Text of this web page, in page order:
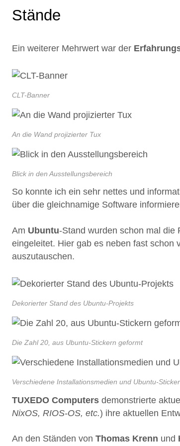
Stände
Ein weiterer Mehrwert war der
CLT-Banner
An die Wand projizierter Tux
Blick in den Ausstellungsbereich
So konnte ich ein sehr nettes und
über die gleichnamige Software
Am Ubuntu-Stand wurden schon mal die
eingeleitet. Hier gab es neben fast schon
auszutauschen.
Dekorierter Stand des Ubuntu-Projekts
Die Zahl 20, aus Ubuntu-Stickern geformt
Verschiedene Installationsmedien und Ubuntu-Sticker
TUXEDO Computers demonstrierte
NixOS, RIOS-OS, etc.) ihre aktuellen
An den Ständen von Thomas Krenn und